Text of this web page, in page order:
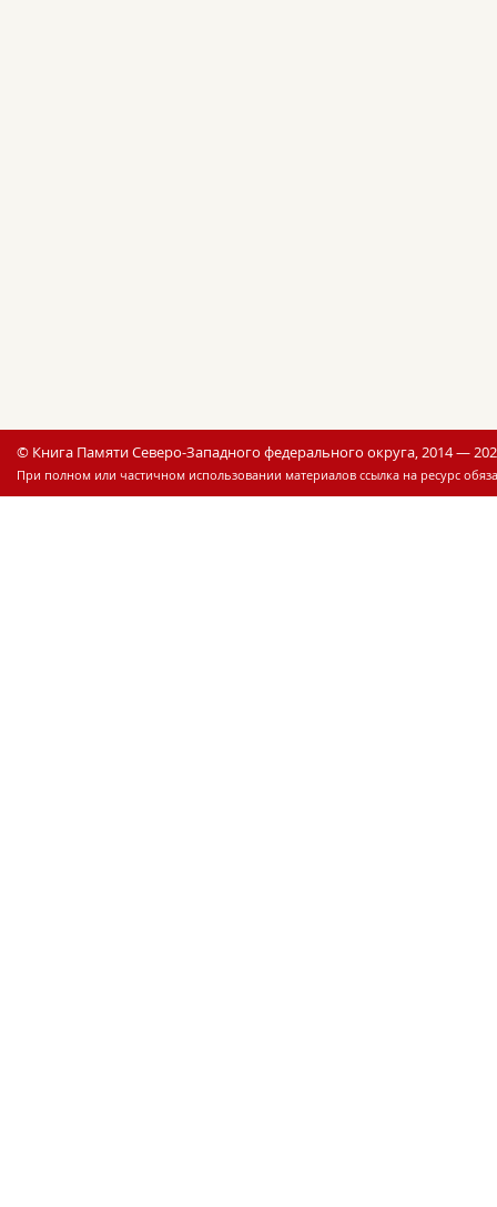
© Книга Памяти Северо-Западного федерального округа, 2014 —
При полном или частичном использовании материалов ссылка на ресурс